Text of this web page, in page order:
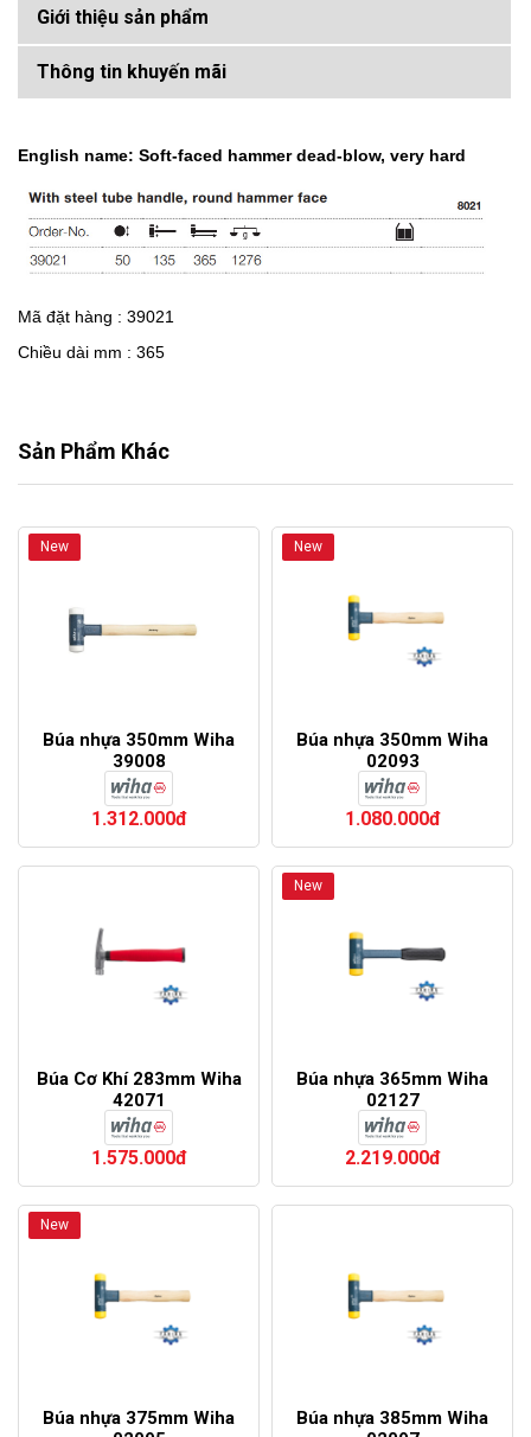
Giới thiệu sản phẩm
Thông tin khuyến mãi
English name: Soft-faced hammer dead-blow, very hard
Mã đặt hàng : 39021
Chiều dài mm : 365
Sản Phẩm Khác
New
Búa nhựa 350mm Wiha
39008
1.312.000đ
New
Búa nhựa 350mm Wiha
02093
1.080.000đ
Búa Cơ Khí 283mm Wiha
42071
1.575.000đ
New
Búa nhựa 365mm Wiha
02127
2.219.000đ
New
Búa nhựa 375mm Wiha
Búa nhựa 385mm Wiha